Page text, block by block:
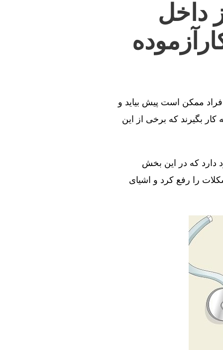
داخل
ممکن است پیش بیاید و
بگیرند که برخی از این
دارد که در این بخش
را رفع کرد و اشیای